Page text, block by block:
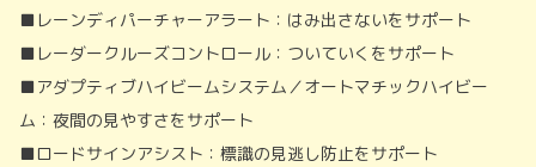
■レーンディパーチャーアラート：はみ出さないをサポート
■レーダークルーズコントロール：ついていくをサポート
■アダプティブハイビームシステム／オートマチックハイビー
ム：夜間の見やすさをサポート
■ロードサインアシスト：標識の見逃し防止をサポート